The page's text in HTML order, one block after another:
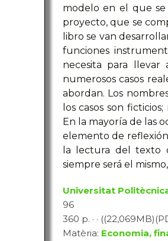
modelo en el que
proyecto, que se
libro se van
funciones
necesita para
numerosos casos
abordan. Los
los casos son
En la mayoría de las
elemento de
la lectura del texto
siempre será el
Universitat
96
360 p. · ·
Matèria: Economia,